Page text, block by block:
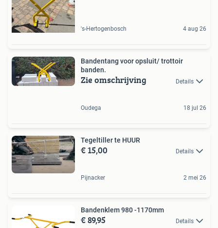
's-Hertogenbosch 4 aug 26
Bandentang voor opsluit/ trottoir
banden.
Zie omschrijving Details
Oudega 18 jul 26
Tegeltiller te HUUR
€ 15,00 Details
Pijnacker 2 mei 26
Bandenklem 980 -1170mm
€ 89,95 Details